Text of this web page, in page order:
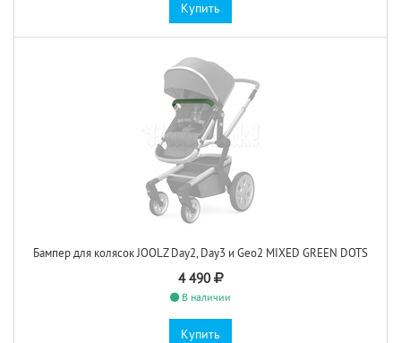
Купить
Бампер для колясок JOOLZ Day2, Day3 и Geo2 MIXED GREEN DOTS
4 490
В наличии
Купить